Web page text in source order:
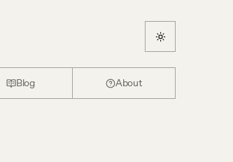
Blog About